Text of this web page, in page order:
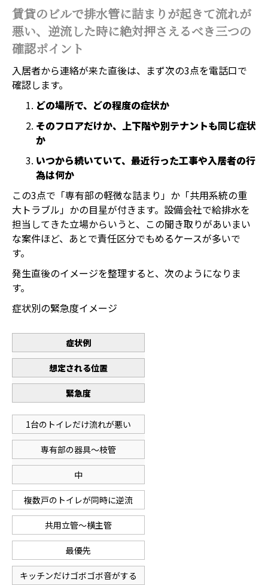
賃貸のビルで排水管に詰まりが起きて流れが
悪い、逆流した時に絶対押さえるべき三つの
確認ポイント
入居者から連絡が来た直後は、まず次の3点を電話口で
確認します。
どの場所で、どの程度の症状か
そのフロアだけか、上下階や別テナントも同じ症状
か
いつから続いていて、最近行った工事や入居者の行
為は何か
この3点で「専有部の軽微な詰まり」か「共用系統の重
大トラブル」かの目星が付きます。設備会社で給排水を
担当してきた立場からいうと、この聞き取りがあいまい
な案件ほど、あとで責任区分でもめるケースが多いで
す。
発生直後のイメージを整理すると、次のようになりま
す。
症状別の緊急度イメージ
症状例
想定される位置
緊急度
1台のトイレだけ流れが悪い
専有部の器具〜枝管
中
複数戸のトイレが同時に逆流
共用立管〜横主管
最優先
キッチンだけゴボゴボ音がする